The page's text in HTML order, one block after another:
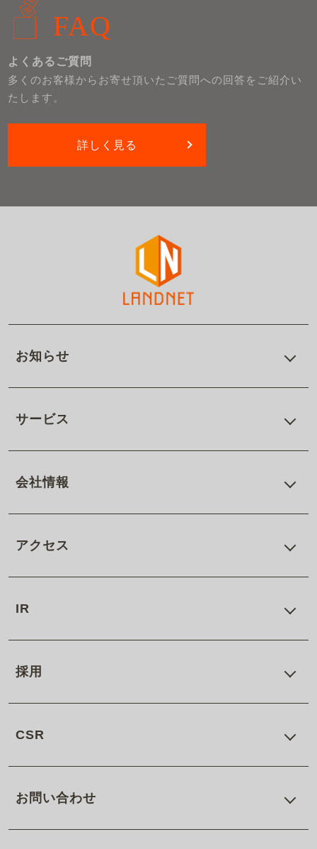
FAQ
よくあるご質問
多くのお客様からお寄せ頂いたご質問への回答をご紹介い
たします。
詳しく見る
お知らせ
サービス
会社情報
アクセス
IR
採用
CSR
お問い合わせ